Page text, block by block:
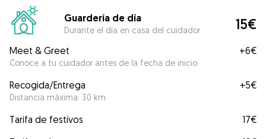
Guardería de día
Durante el día en casa del cuidador 15€
Meet & Greet
Conoce a tu cuidador antes de la fecha de inicio.
+6€
Recogida/Entrega
Distancia máxima: 30 km
+5€
Tarifa de festivos
17€